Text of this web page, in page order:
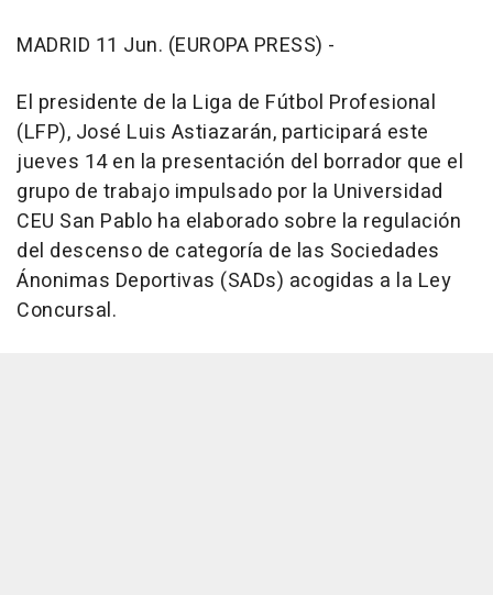
MADRID 11 Jun. (EUROPA PRESS) -
El presidente de la Liga de Fútbol Profesional
(LFP), José Luis Astiazarán, participará este
jueves 14 en la presentación del borrador que el
grupo de trabajo impulsado por la Universidad
CEU San Pablo ha elaborado sobre la regulación
del descenso de categoría de las Sociedades
Ánonimas Deportivas (SADs) acogidas a la Ley
Concursal.